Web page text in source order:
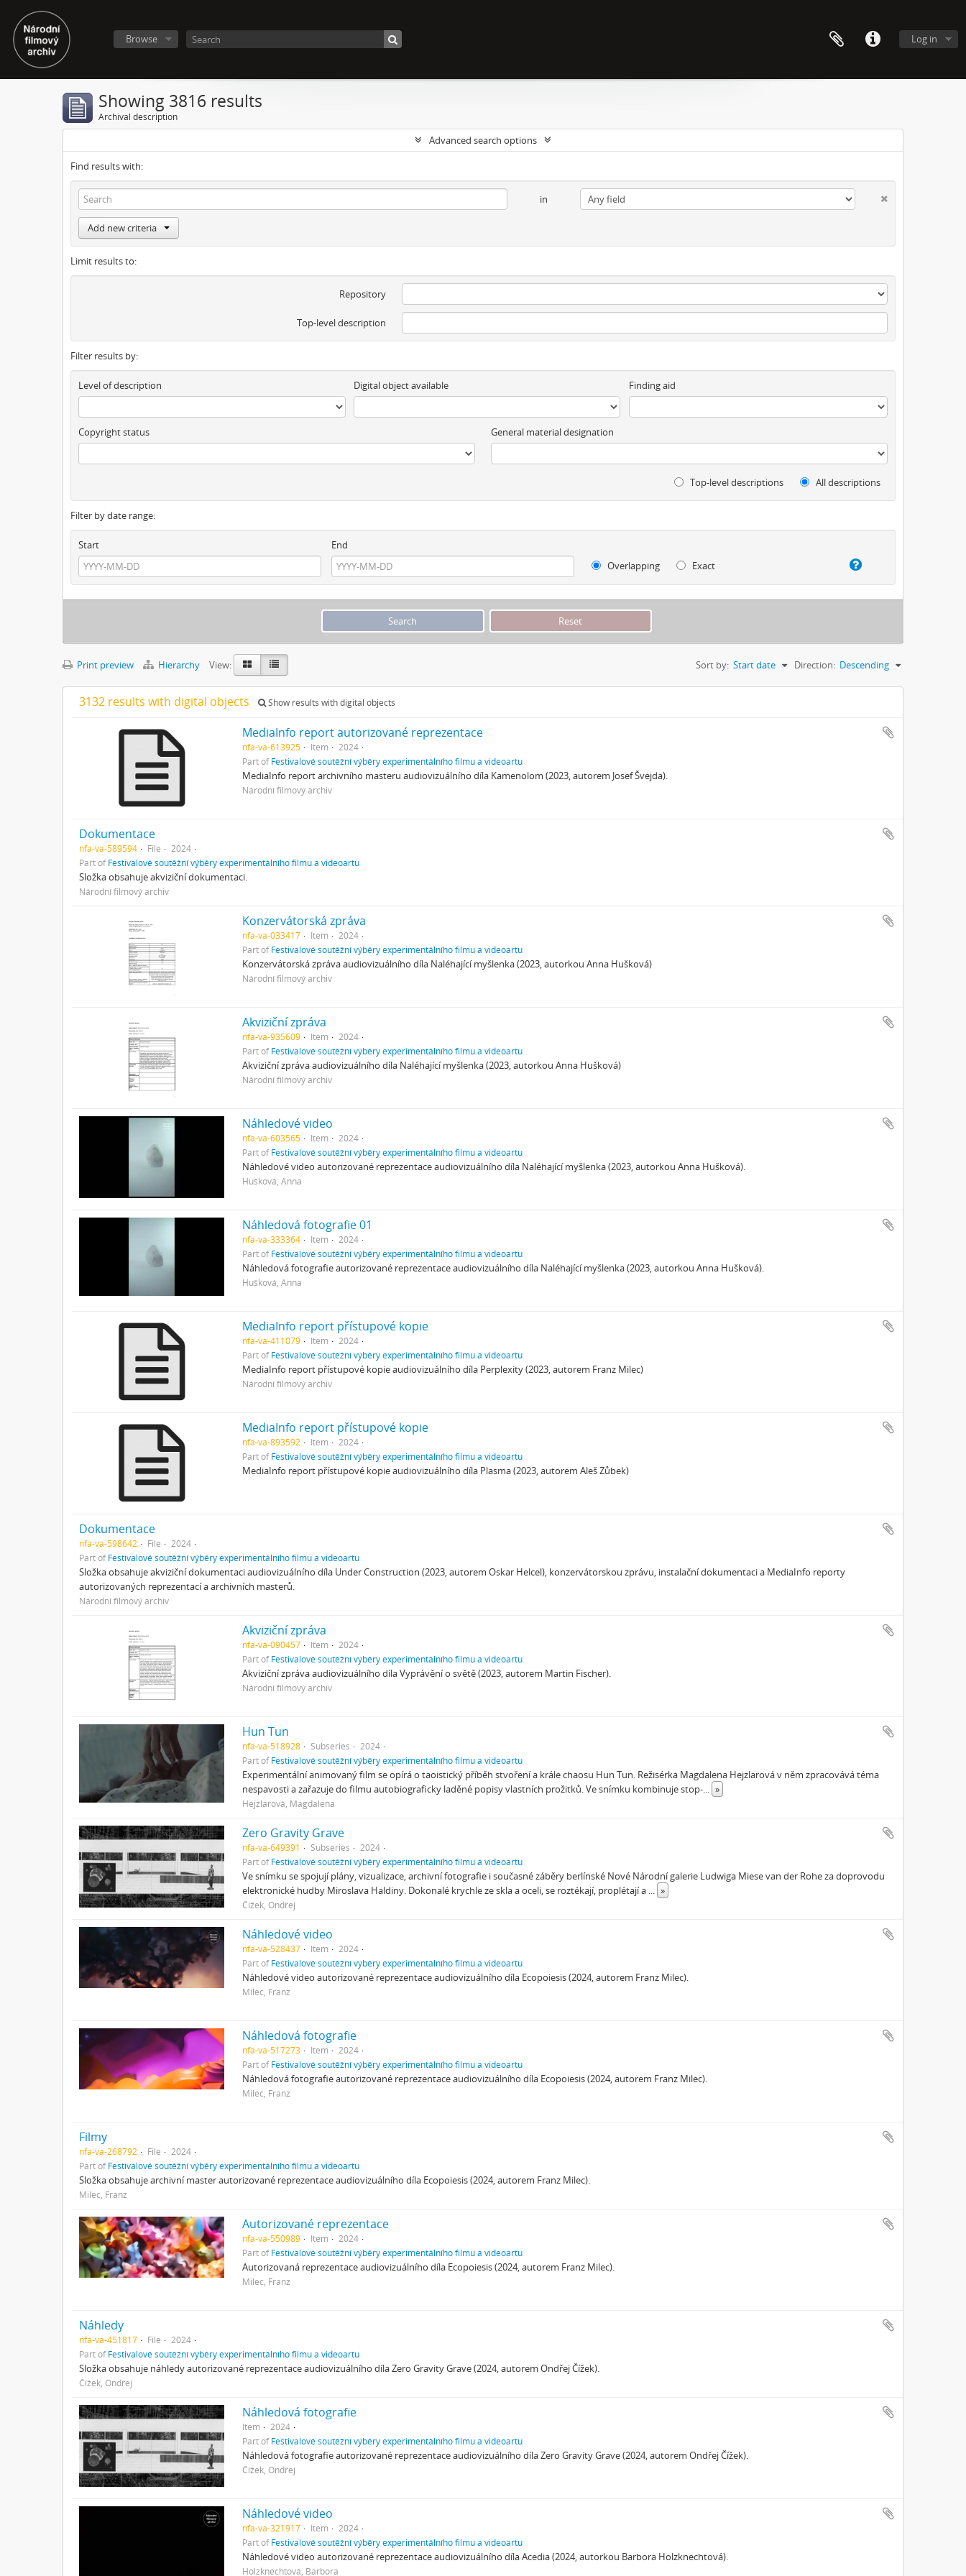
Log in
Browse
Showing 3816 results
Archival description
Advanced search options
Find results with:
in
Add new criteria
Limit results to:
Repository
Top-level description
Filter results by:
Level of description Digital object available Finding aid
Copyright status General material designation
Top-level descriptions All descriptions
Filter by date range:
Start
End
Overlapping
Exact
Print preview Hierarchy View: Sort by: Start date Direction: Descending
3132 results with digital objects Show results with digital objects
MediaInfo report autorizované reprezentace
nfa-va-613925 Item
2024
Part ofFestivalové soutěžní výběry experimentálního filmu a videoartu
MediaInfo report archivního masteru audiovizuálního díla Kamenolom (2023, autorem Josef Švejda).
Národní filmový archiv
Dokumentace
nfa-va-589594 File
2024
Part ofFestivalové soutěžní výběry experimentálního filmu a videoartu
Složka obsahuje akviziční dokumentaci.
Národní filmový archiv
Konzervátorská zpráva
nfa-va-033417 Item
2024
Part ofFestivalové soutěžní výběry experimentálního filmu a videoartu
Konzervátorská zpráva audiovizuálního díla Naléhající myšlenka (2023, autorkou Anna Hušková)
Národní filmový archiv
Akviziční zpráva
nfa-va-935609 Item
2024
Part ofFestivalové soutěžní výběry experimentálního filmu a videoartu
Akviziční zpráva audiovizuálního díla Naléhající myšlenka (2023, autorkou Anna Hušková)
Národní filmový archiv
Náhledové video
nfa-va-603565 Item
2024
Part ofFestivalové soutěžní výběry experimentálního filmu a videoartu
Náhledové video autorizované reprezentace audiovizuálního díla Naléhající myšlenka (2023, autorkou Anna Hušková).
Hušková, Anna
Náhledová fotografie 01
nfa-va-333364 Item
2024
Part ofFestivalové soutěžní výběry experimentálního filmu a videoartu
Náhledová fotografie autorizované reprezentace audiovizuálního díla Naléhající myšlenka (2023, autorkou Anna Hušková).
Hušková, Anna
MediaInfo report přístupové kopie
nfa-va-411079 Item
2024
Part ofFestivalové soutěžní výběry experimentálního filmu a videoartu
MediaInfo report přístupové kopie audiovizuálního díla Perplexity (2023, autorem Franz Milec)
Národní filmový archiv
MediaInfo report přístupové kopie
nfa-va-893592 Item
2024
Part ofFestivalové soutěžní výběry experimentálního filmu a videoartu
MediaInfo report přístupové kopie audiovizuálního díla Plasma (2023, autorem Aleš Zůbek)
Dokumentace
nfa-va-598642 File
2024
Part ofFestivalové soutěžní výběry experimentálního filmu a videoartu
Složka obsahuje akviziční dokumentaci audiovizuálního díla Under Construction (2023, autorem Oskar Helcel), konzervátorskou zprávu, instalační dokumentaci a MediaInfo reporty
autorizovaných reprezentací a archivních masterů.
Národní filmový archiv
Akviziční zpráva
nfa-va-090457 Item
2024
Part ofFestivalové soutěžní výběry experimentálního filmu a videoartu
Akviziční zpráva audiovizuálního díla Vyprávění o světě (2023, autorem Martin Fischer).
Národní filmový archiv
Hun Tun
nfa-va-518928 Subseries
2024
Part ofFestivalové soutěžní výběry experimentálního filmu a videoartu
Experimentální animovaný film se opírá o taoistický příběh stvoření a krále chaosu Hun Tun. Režisérka Magdalena Hejzlarová v něm zpracovává téma
nespavosti a zařazuje do filmu autobiograficky laděné popisy vlastních prožitků. Ve snímku kombinuje stop-... »
Hejzlarová, Magdalena
Zero Gravity Grave
nfa-va-649391 Subseries
2024
Part ofFestivalové soutěžní výběry experimentálního filmu a videoartu
Ve snímku se spojují plány, vizualizace, archivní fotografie i současné záběry berlínské Nové Národní galerie Ludwiga Miese van der Rohe za doprovodu
elektronické hudby Miroslava Haldiny. Dokonalé krychle ze skla a oceli, se roztékají, proplétají a ... »
Čížek, Ondřej
Náhledové video
nfa-va-528437 Item
2024
Part ofFestivalové soutěžní výběry experimentálního filmu a videoartu
Náhledové video autorizované reprezentace audiovizuálního díla Ecopoiesis (2024, autorem Franz Milec).
Milec, Franz
Náhledová fotografie
nfa-va-517273 Item
2024
Part ofFestivalové soutěžní výběry experimentálního filmu a videoartu
Náhledová fotografie autorizované reprezentace audiovizuálního díla Ecopoiesis (2024, autorem Franz Milec).
Milec, Franz
Filmy
nfa-va-268792 File
2024
Part ofFestivalové soutěžní výběry experimentálního filmu a videoartu
Složka obsahuje archivní master autorizované reprezentace audiovizuálního díla Ecopoiesis (2024, autorem Franz Milec).
Milec, Franz
Autorizované reprezentace
nfa-va-550989 Item
2024
Part ofFestivalové soutěžní výběry experimentálního filmu a videoartu
Autorizovaná reprezentace audiovizuálního díla Ecopoiesis (2024, autorem Franz Milec).
Milec, Franz
Náhledy
nfa-va-451817 File
2024
Part ofFestivalové soutěžní výběry experimentálního filmu a videoartu
Složka obsahuje náhledy autorizované reprezentace audiovizuálního díla Zero Gravity Grave (2024, autorem Ondřej Čížek).
Čížek, Ondřej
Náhledová fotografie
Item
2024
Part ofFestivalové soutěžní výběry experimentálního filmu a videoartu
Náhledová fotografie autorizované reprezentace audiovizuálního díla Zero Gravity Grave (2024, autorem Ondřej Čížek).
Čížek, Ondřej
Náhledové video
nfa-va-321917 Item
2024
Part ofFestivalové soutěžní výběry experimentálního filmu a videoartu
Náhledové video autorizované reprezentace audiovizuálního díla Acedia (2024, autorkou Barbora Holzknechtová).
Holzknechtová, Barbora